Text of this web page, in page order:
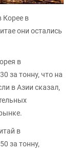
Корее в
они остались
в
за тонну, что на
в Азии сказал,
в
за тонну,